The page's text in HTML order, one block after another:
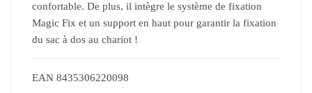
confortable. De plus, il intègre le système de fixation
Magic Fix et un support en haut pour garantir la fixation
du sac à dos au chariot !
EAN 8435306220098